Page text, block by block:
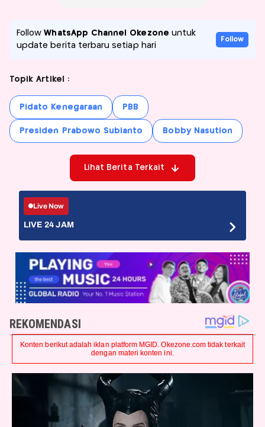
FollowWhatsApp Channel Okezone untuk
update berita terbaru setiap hari
Follow
Topik Artikel :
Pidato Kenegaraan PBB
Presiden Prabowo Subianto Bobby Nasution
Lihat Berita Terkait
Live Now
LIVE 24 JAM